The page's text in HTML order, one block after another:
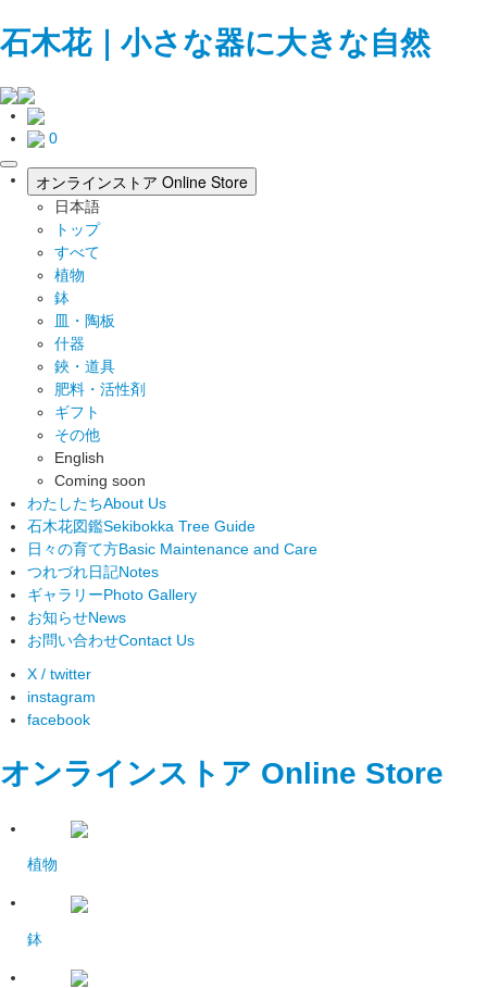
石木花｜小さな器に大きな自然
0
toggle
navigation
オンラインストア Online Store
日本語
トップ
すべて
植物
鉢
皿・陶板
什器
鋏・道具
肥料・活性剤
ギフト
その他
English
Coming soon
わたしたちAbout Us
石木花図鑑Sekibokka Tree Guide
日々の育て方Basic Maintenance and Care
つれづれ日記Notes
ギャラリーPhoto Gallery
お知らせNews
お問い合わせContact Us
X / twitter
instagram
facebook
オンラインストア Online Store
植物
鉢